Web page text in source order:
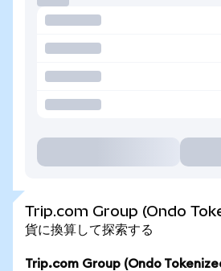
Trip.com Group (Ondo
貨に換算して探索する
Trip.com Group (Ondo